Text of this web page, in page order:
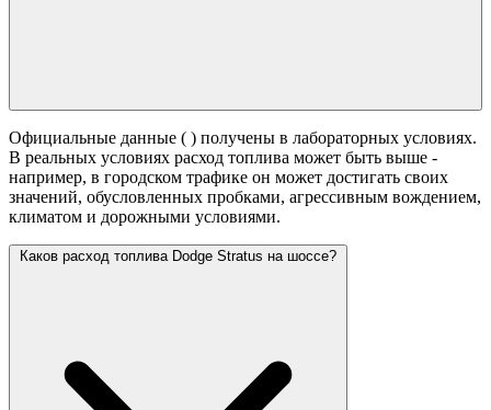
Официальные данные ( ) получены в лабораторных условиях.
В реальных условиях расход топлива может быть выше -
например, в городском трафике он может достигать своих
значений, обусловленных пробками, агрессивным вождением,
климатом и дорожными условиями.
Каков расход топлива Dodge Stratus на шоссе?